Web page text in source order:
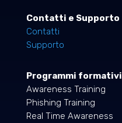
Contatti e Supporto
Contatti
Supporto
Programmi formativi
Awareness Training
Phishing Training
Real Time Awareness